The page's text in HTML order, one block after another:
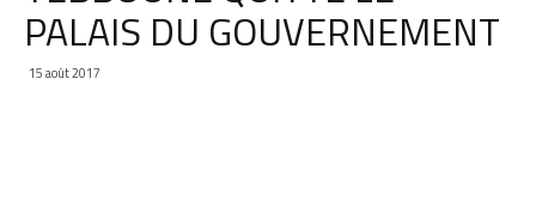
PALAIS DU GOUVERNEMENT
15 août 2017